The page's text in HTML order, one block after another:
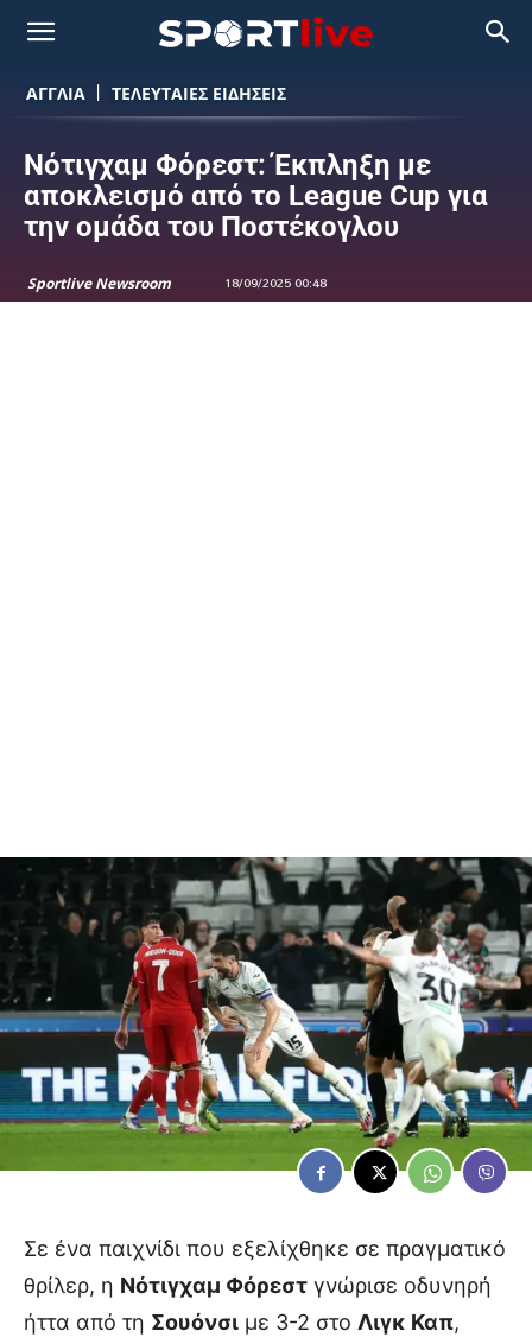
ΑΓΓΛΙΑ ΤΕΛΕΥΤΑΙΕΣ ΕΙΔΗΣΕΙΣ
Νότιγχαμ Φόρεστ: Έκπληξη με
αποκλεισμό από το League Cup για
την ομάδα του Ποστέκογλου
Sportlive Newsroom 18/09/2025 00:48
Σε ένα παιχνίδι που εξελίχθηκε σε πραγματικό
θρίλερ, η Νότιγχαμ Φόρεστ γνώρισε οδυνηρή
ήττα από τη Σουόνσι με 3-2 στο Λιγκ Καπ,